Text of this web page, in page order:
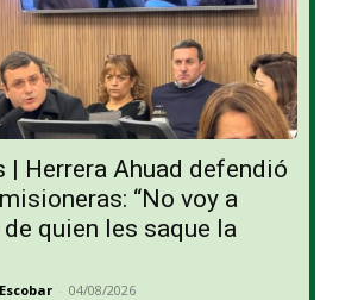
| Herrera Ahuad defendió
“No voy a
quien les saque la
- 04/08/2026